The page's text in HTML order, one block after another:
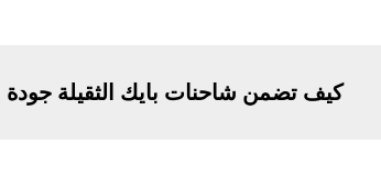
كيف تضمن شاحنات بايك الثقيلة جودة